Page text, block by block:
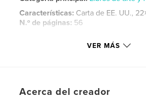
Características: Carta de EE. UU.,
N.º de páginas: 56
VER MÁS
Acerca del creador